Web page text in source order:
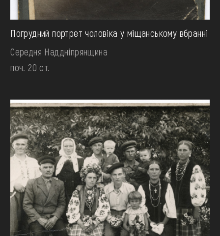
Погрудний портрет чоловіка у міщанському вбранні
Середня Наддніпрянщина
поч. 20 ст.